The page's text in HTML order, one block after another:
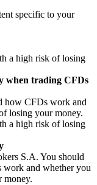
specific to your
a high risk of losing
when trading CFDs
how CFDs work and
losing your money.
a high risk of losing
S.A. You should
work and whether you
money.